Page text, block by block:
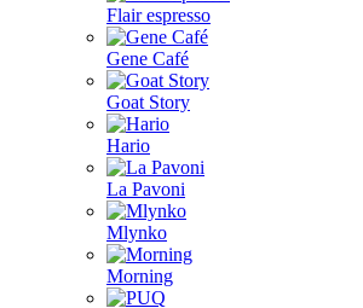
Flair espresso
Gene Café
Goat Story
Hario
La Pavoni
Mlynko
Morning